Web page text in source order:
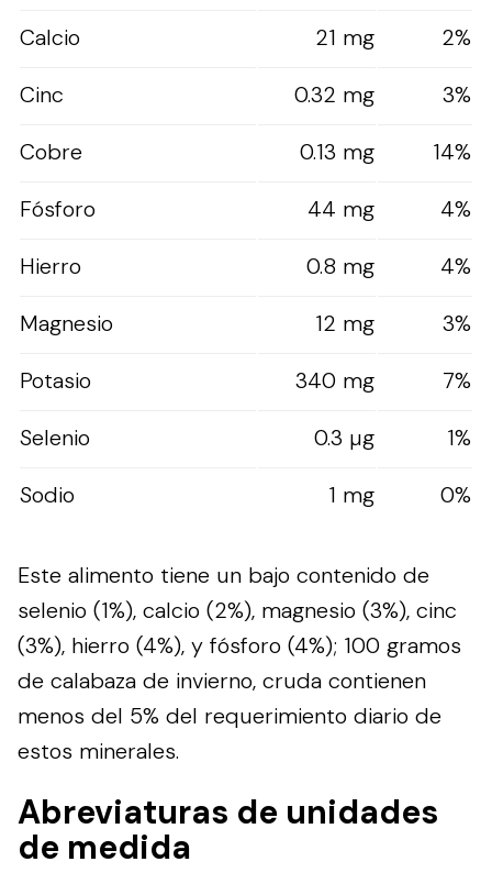
Calcio
21 mg
2%
Cinc
0.32 mg
3%
Cobre
0.13 mg
14%
Fósforo
44 mg
4%
Hierro
0.8 mg
4%
Magnesio
12 mg
3%
Potasio
340 mg
7%
Selenio
0.3 µg
1%
Sodio
1 mg 0%
Este alimento tiene un bajo contenido de
selenio (1%), calcio (2%), magnesio (3%), cinc
(3%), hierro (4%), y fósforo (4%); 100 gramos
de calabaza de invierno, cruda contienen
menos del 5% del requerimiento diario de
estos minerales.
Abreviaturas de unidades
de medida